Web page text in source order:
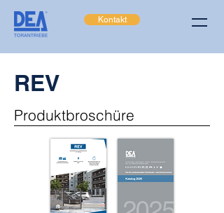
Kontakt
REV
Produktbroschüre